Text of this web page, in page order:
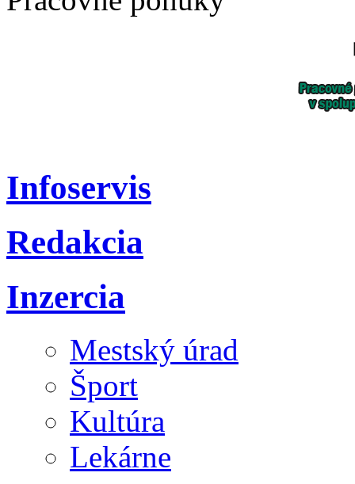
Infoservis
Redakcia
Inzercia
Mestský úrad
Šport
Kultúra
Lekárne